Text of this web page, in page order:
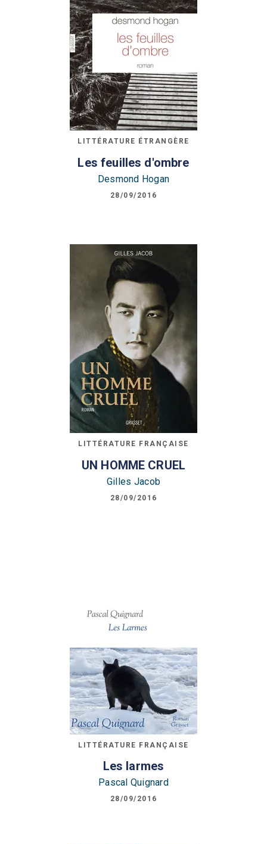
LITTÉRATURE ÉTRANGÈRE
Les feuilles d'ombre
Desmond Hogan
28/09/2016
LITTÉRATURE FRANÇAISE
UN HOMME CRUEL
Gilles Jacob
28/09/2016
LITTÉRATURE FRANÇAISE
Les larmes
Pascal Quignard
28/09/2016